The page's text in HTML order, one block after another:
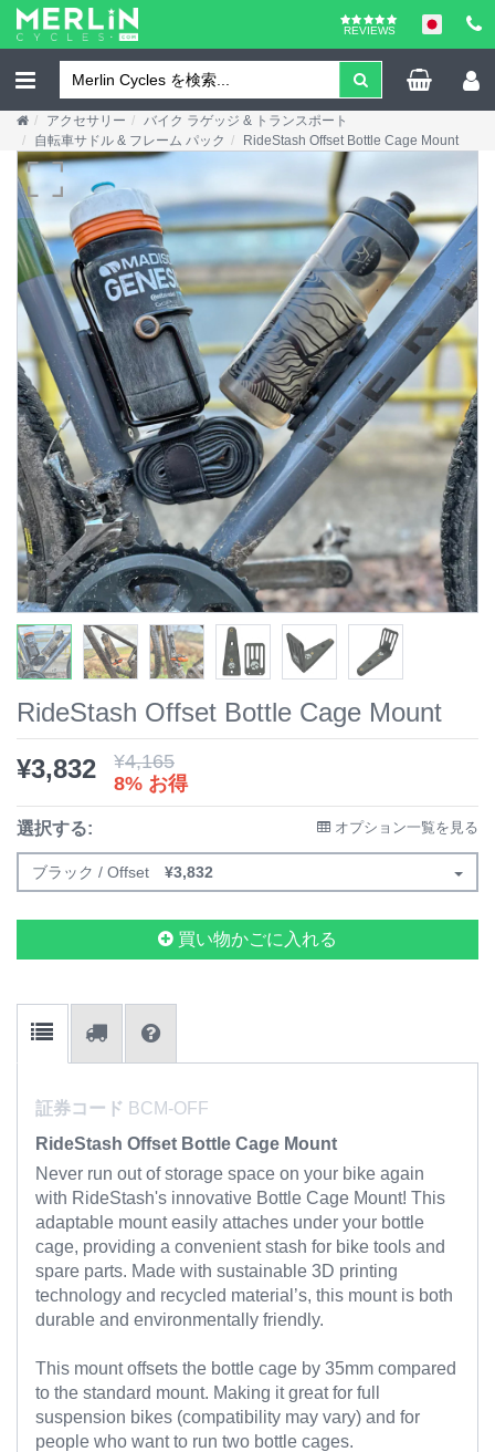
REVIEWS
アクセサリー
バイク ラゲッジ & トランスポート
自転車サドル & フレーム パック
RideStash Offset Bottle Cage Mount
RideStash Offset Bottle Cage Mount
¥3,832 ¥4,165
8% お得
選択する: オプション一覧を見る
ブラック / Offset ¥3,832
買い物かごに入れる
証券コード BCM-OFF
RideStash Offset Bottle Cage Mount
Never run out of storage space on your bike again
with RideStash's innovative Bottle Cage Mount! This
adaptable mount easily attaches under your bottle
cage, providing a convenient stash for bike tools and
spare parts. Made with sustainable 3D printing
technology and recycled material’s, this mount is both
durable and environmentally friendly.
This mount offsets the bottle cage by 35mm compared
to the standard mount. Making it great for full
suspension bikes (compatibility may vary) and for
people who want to run two bottle cages.